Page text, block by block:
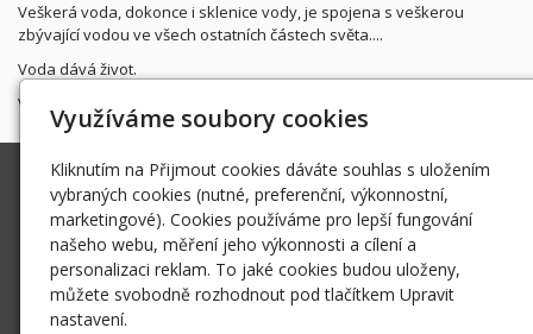
Veškerá voda, dokonce i sklenice vody, je spojena s veškerou
zbývající vodou ve všech ostatních částech světa....
Voda dává život.
Voda je život.
Lucie Vejražková
Lucyus@centrum.cz
723020216
Facebook
Instagram
Twitter
Využíváme soubory cookies
Kliknutím na Přijmout cookies dáváte souhlas s uložením
vybraných cookies (nutné, preferenční, výkonnostní,
marketingové). Cookies používáme pro lepší fungování
našeho webu, měření jeho výkonnosti a cílení a
personalizaci reklam. To jaké cookies budou uloženy,
můžete svobodně rozhodnout pod tlačítkem Upravit
nastavení.